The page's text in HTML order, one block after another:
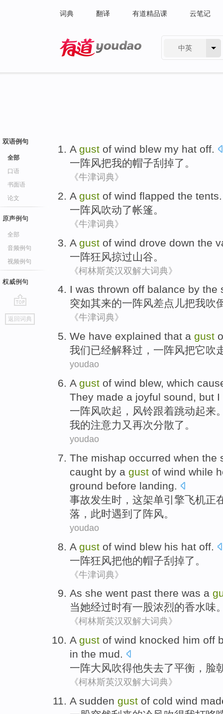
词典 翻译 有道精品课 云笔记
中英
双语例句
全部
口语
书面语
论文
原声例句
全部
音频例句
视频例句
权威例句
go
top
返回词典
A gust of wind blew my hat off.
一阵风把我的帽子刮 掉了 。
《牛津词典》
A gust of wind flapped the tents.
一阵风吹动了帐篷。
《牛津词典》
A gust of wind drove down the
一阵狂风掠过山谷。
《柯林斯英汉双解大词典》
I was thrown off balance by the
突如其来的一阵风差点儿把我吹
《牛津词典》
We have explained that a gust
我们已经解释过 ， 一阵风把它吹
youdao
A gust of wind blew, which
They made a joyful sound, but
一阵风吹起， 风铃跟着跳动起来
我的注意力 又再次分散了。
youdao
The mishap occurred when the
caught by a gust of wind while
ground before landing.
事故发生时 ， 这架单引擎飞机正
落，此时遇到了阵风。
youdao
A gust of wind blew his hat off
一阵狂风把他的帽子刮掉了。
《牛津词典》
As she went past there was a
当她经过时有一股浓烈的香水味
《柯林斯英汉双解大词典》
A gust of wind knocked him off
in the mud.
一阵大风吹得他失去了平衡 ， 脸
《柯林斯英汉双解大词典》
A sudden gust of cold wind